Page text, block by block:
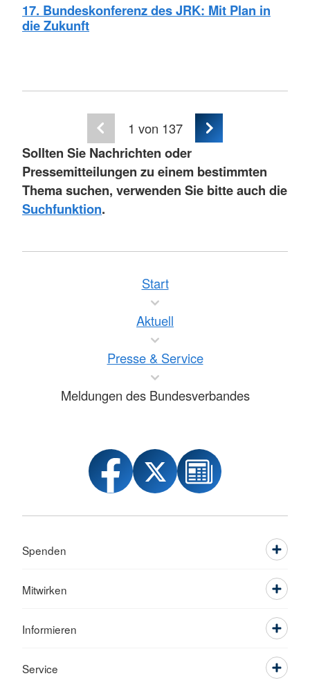
17. Bundeskonferenz des JRK: Mit Plan in
die Zukunft
1 von 137
Sollten Sie Nachrichten oder
Pressemitteilungen zu einem bestimmten
Thema suchen, verwenden Sie bitte auch die
Suchfunktion.
Start
Aktuell
Presse & Service
Meldungen des Bundesverbandes
Spenden
Mitwirken
Informieren
Service